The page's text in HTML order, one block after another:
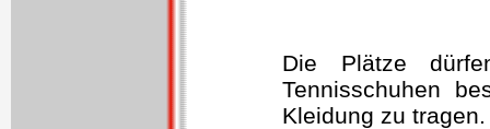
Die Plätze
Tennisschuhen
Kleidung zu tragen.